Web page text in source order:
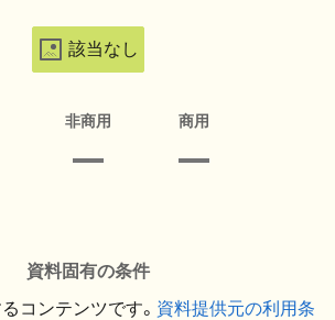
該当なし
非商用 商用
資料固有の条件
コンテンツです。 資料提供元の利用条